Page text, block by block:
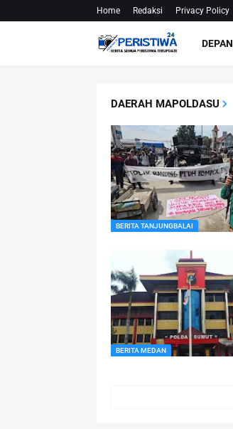
Home Redaksi Privacy Policy
DEPAN
DAERAH MAPOLDASU
BERITA TANJUNGBALAI
BERITA MEDAN